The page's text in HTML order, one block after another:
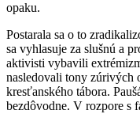
opaku.
Postarala sa o to
sa vyhlasuje za slušnú a
aktivisti vybavili
nasledovali tony zúrivých
kresťanského tábora.
bezdôvodne. V rozpore s